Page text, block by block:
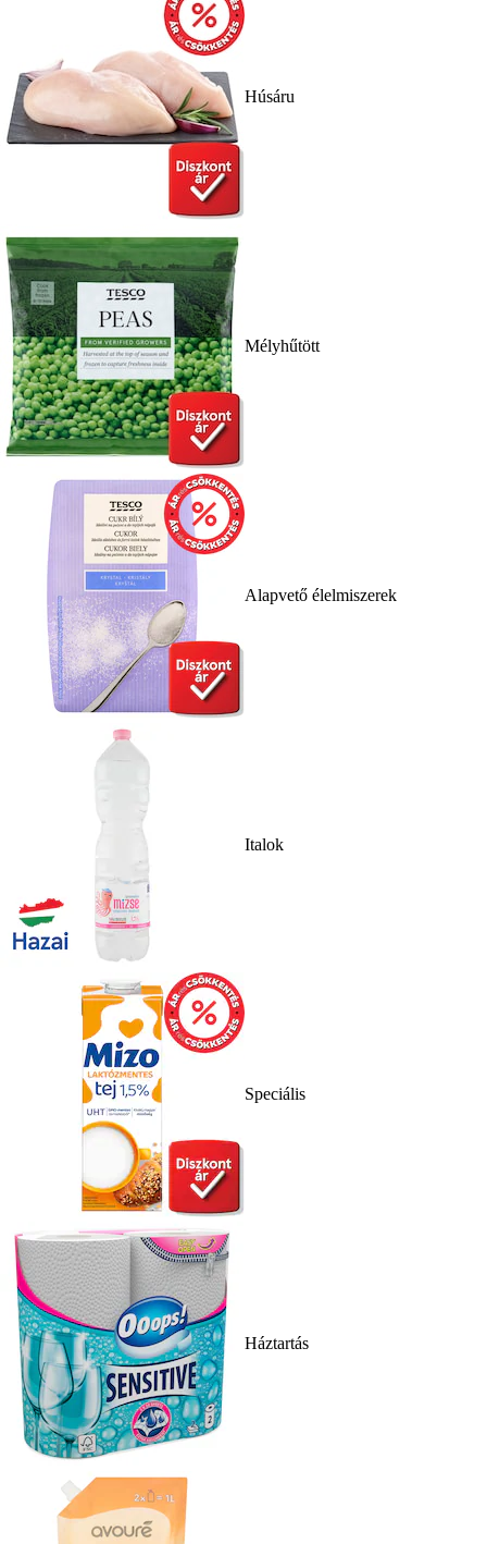
Húsáru
Mélyhűtött
Alapvető élelmiszerek
Italok
Speciális
Háztartás